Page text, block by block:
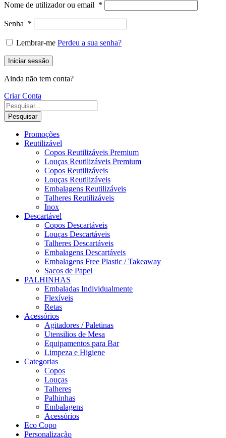
Nome de utilizador ou email *
Senha *
Lembrar-me Perdeu a sua senha?
Iniciar sessão
Ainda não tem conta?
Criar Conta
Pesquisar
Promoções
Reutilizável
Copos Reutilizáveis Premium
Louças Reutilizáveis Premium
Copos Reutilizáveis
Louças Reutilizáveis
Embalagens Reutilizáveis
Talheres Reutilizáveis
Inox
Descartável
Copos Descartáveis
Louças Descartáveis
Talheres Descartáveis
Embalagens Descartáveis
Embalagens Free Plastic / Takeaway
Sacos de Papel
PALHINHAS
Embaladas Individualmente
Flexíveis
Retas
Acessórios
Agitadores / Paletinas
Utensilios de Mesa
Equipamentos para Bar
Limpeza e Higiene
Categorias
Copos
Louças
Talheres
Palhinhas
Embalagens
Acessórios
Eco Copo
Personalização